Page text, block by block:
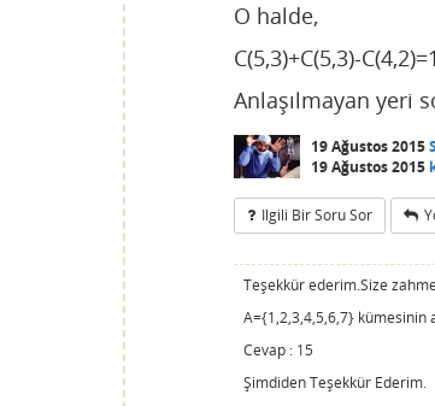
O halde,
C(5,3)+C(5,3)-
Anlaşılmayan yeri
19 Ağustos 2015
19 Ağustos 2015
Ilgili Bir Soru Sor
Teşekkür ederim.Size
A={1,2,3,4,5,6,7} kümesinin
Cevap : 15
Şimdiden Teşekkür Ederim.